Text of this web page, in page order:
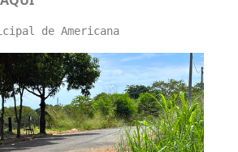
de Americana